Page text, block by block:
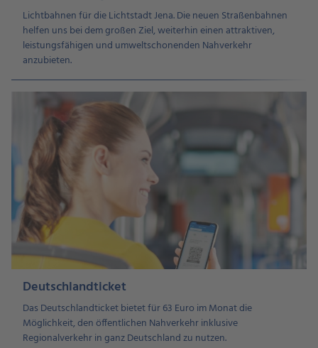
Lichtbahnen für die Lichtstadt Jena. Die neuen Straßenbahnen
helfen uns bei dem großen Ziel, weiterhin einen attraktiven,
leistungsfähigen und umweltschonenden Nahverkehr
anzubieten.
Deutschlandticket
Das Deutschlandticket bietet für 63 Euro im Monat die
Möglichkeit, den öffentlichen Nahverkehr inklusive
Regionalverkehr in ganz Deutschland zu nutzen.